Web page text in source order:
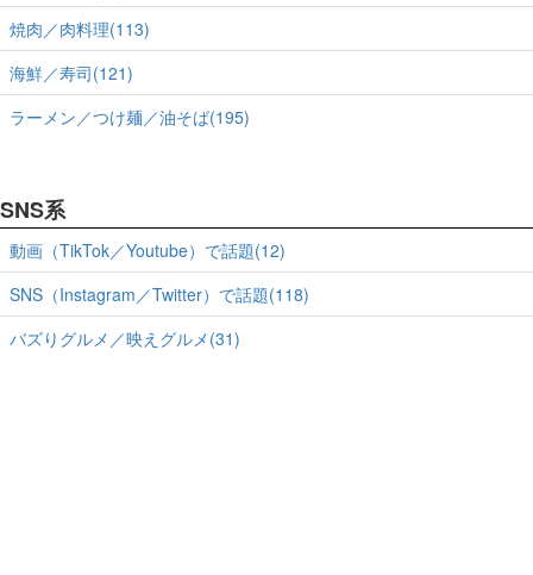
焼肉／肉料理(113)
海鮮／寿司(121)
ラーメン／つけ麺／油そば(195)
SNS系
動画（TikTok／Youtube）で話題(12)
SNS（Instagram／Twitter）で話題(118)
バズりグルメ／映えグルメ(31)